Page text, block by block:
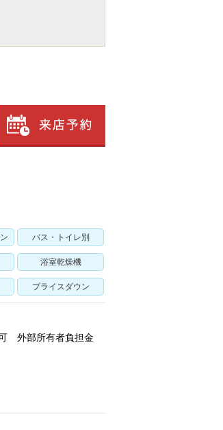
バス・トイレ別
浴室乾燥機
プライスダウン
外部所有者負担金